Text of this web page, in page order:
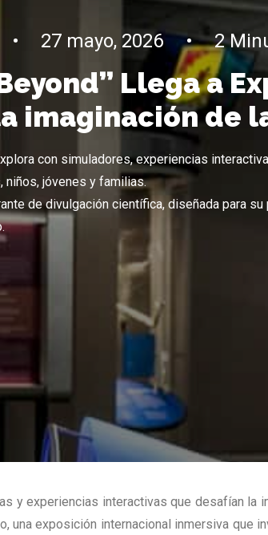
• 27 mayo, 2026 • 2
Llega a
imaginación de
con simuladores, experiencias
niños, jóvenes y familias.
de divulgación científica, diseñada para
y experiencias interactivas que desafían la
una exposición internacional inmersiva